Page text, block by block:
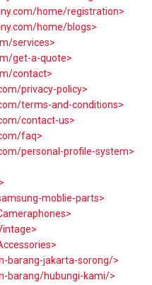
home/registration>
home/blogs>
services>
get-a-quote>
contact>
privacy-policy>
terms-and-conditions>
contact-us>
faq>
personal-profile-system>
moblie-parts>
barang-jakarta-sorong/>
barang/hubungi-kami/>